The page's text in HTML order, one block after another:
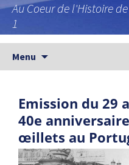
Au Coeur de l'Histoire
1
Menu
Emission du 29
40e
œillets au